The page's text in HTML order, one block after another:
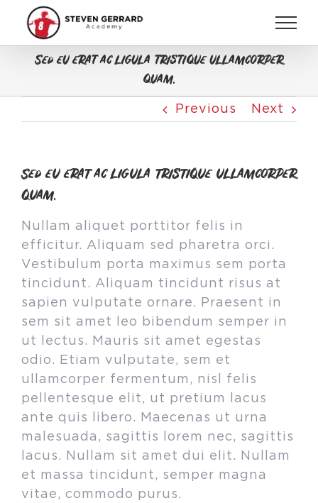
content
Sed eu erat ac ligula tristique ullamcorper
quam.
Previous Next
Sed eu erat ac ligula tristique ullamcorper
quam.
Nullam aliquet porttitor felis in
efficitur. Aliquam sed pharetra orci.
Vestibulum porta maximus sem porta
tincidunt. Aliquam tincidunt risus at
sapien vulputate ornare. Praesent in
sem sit amet leo bibendum semper in
ut lectus. Mauris sit amet egestas
odio. Etiam vulputate, sem et
ullamcorper fermentum, nisl felis
pellentesque elit, ut pretium lacus
ante quis libero. Maecenas ut urna
malesuada, sagittis lorem nec, sagittis
lacus. Nullam sit amet dui elit. Nullam
et massa tincidunt, semper magna
vitae, commodo purus.